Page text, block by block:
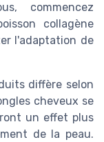
commencez
collagène
l'adaptation de
diffère selon
cheveux se
un effet plus
de la peau.